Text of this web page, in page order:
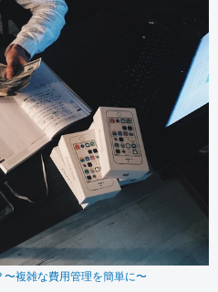
複雑な費用管理を簡単に〜